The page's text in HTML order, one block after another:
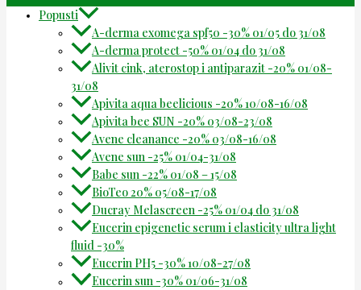
Popusti
A-derma exomega spf50 -30% 01/05 do 31/08
A-derma protect -50% 01/04 do 31/08
Alivit cink, aterostop i antiparazit -20% 01/08-
31/08
Apivita aqua beelicious -20% 10/08-16/08
Apivita bee SUN -20% 03/08-23/08
Avene cleanance -20% 03/08-16/08
Avene sun -25% 01/04-31/08
Babe sun -22% 01/08 – 15/08
BioTeo 20% 05/08-17/08
Ducray Melascreen -25% 01/04 do 31/08
Eucerin epigenetic serum i elasticity ultra light
fluid -30%
Eucerin PH5 -30% 10/08-27/08
Eucerin sun -30% 01/06-31/08